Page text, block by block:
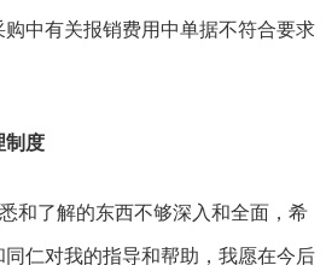
中有关报销费用中单据不符合要求
制度
了解的东西不够深入和全面，希
仁对我的指导和帮助，我愿在今后